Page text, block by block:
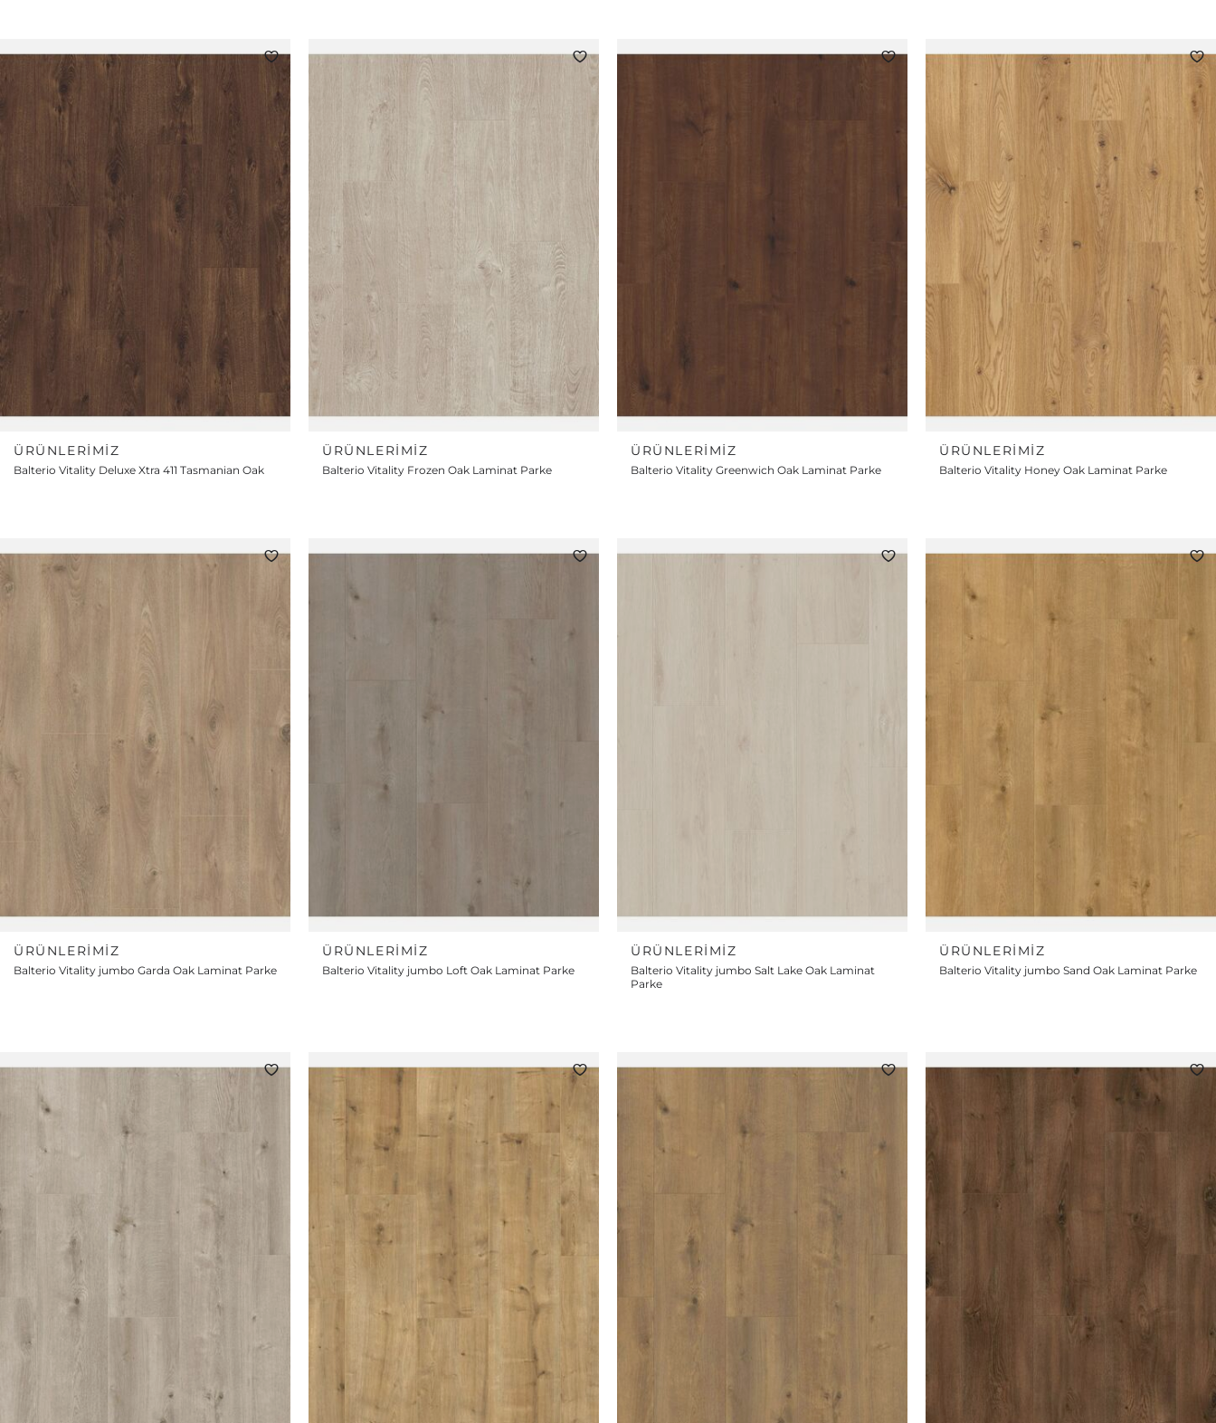
ÜRÜNLERIMIZ
Balterio Vitality Deluxe Xtra 411 Tasmanian Oak
ÜRÜNLERIMIZ
Balterio Vitality Frozen Oak Laminat Parke
ÜRÜNLERIMIZ
Balterio Vitality Greenwich Oak Laminat Parke
ÜRÜNLERIMIZ
Balterio Vitality Honey Oak Laminat Parke
ÜRÜNLERIMIZ
Balterio Vitality jumbo Garda Oak Laminat Parke
ÜRÜNLERIMIZ
Balterio Vitality jumbo Loft Oak Laminat Parke
ÜRÜNLERIMIZ
Balterio Vitality jumbo Salt Lake Oak Laminat
Parke
ÜRÜNLERIMIZ
Balterio Vitality jumbo Sand Oak Laminat Parke